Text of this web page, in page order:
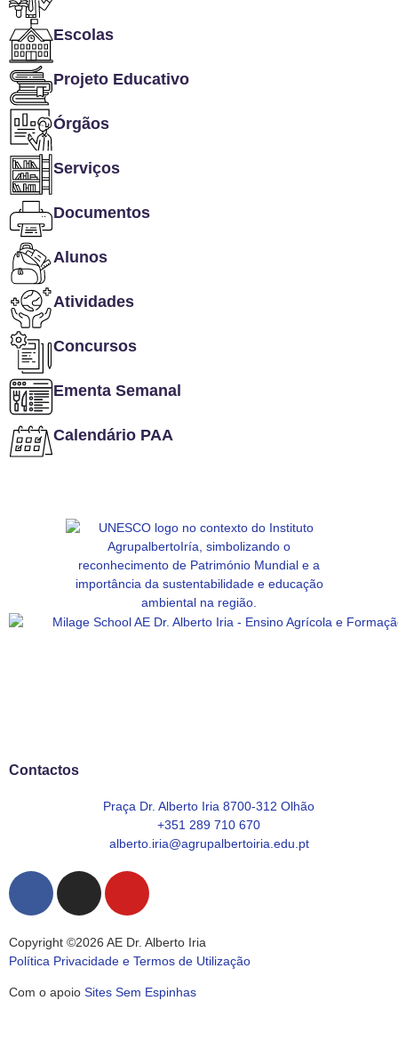
Escolas
Projeto Educativo
Órgãos
Serviços
Documentos
Alunos
Atividades
Concursos
Ementa Semanal
Calendário PAA
Contactos
Praça Dr. Alberto Iria 8700-312 Olhão
+351 289 710 670
alberto.iria@agrupalbertoiria.edu.pt
Copyright ©2026 AE Dr. Alberto Iria
Política Privacidade e Termos de Utilização
Com o apoio Sites Sem Espinhas